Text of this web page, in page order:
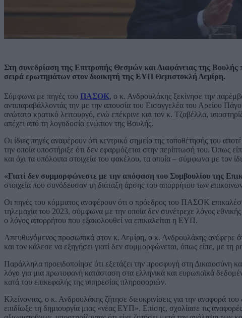
Στη συνεδρίαση της Επιτροπής Θεσμών και Διαφάνειας της
σειρά ερωτημάτων στον διοικητή της ΕΥΠ Θεμιστοκλή Δεμίρη.
Σύμφωνα με πηγές του ΠΑΣΟΚ, ο κ. Ανδρουλάκης ξεκίνησε την
αντιπαραβάλλοντάς την με την απουσία του Εισαγγελέα του Αρείου
ανώτατο κρατικό λειτουργό, ενώ επέκρινε και τον κ. Τζαβέλλα,
απέχει από τη λογοδοσία ενώπιον της Βουλής.
Οι ίδιες πηγές αναφέρουν ότι κεντρικό σημείο της τοποθέτησής του
την οποία υποστήριξε ότι δεν εφαρμόζεται στην περίπτωσή του. Όπως
και όχι τα υπόλοιπα στοιχεία του φακέλου, τα οποία – σύμφωνα με τον
«Γιατί δεν συμμορφώνεστε με την απόφαση του Συμβουλίου της
στοιχεία που συνόδευσαν τη διάταξη άρσης του απορρήτου των
Οι πηγές του κόμματος αναφέρουν ότι ο πρόεδρος του ΠΑΣΟΚ
τηλεμαχία του 2023, σύμφωνα με την οποία δεν συνέτρεχε λόγος
ο λόγος απορρήτου που εξακολουθεί να επικαλείται η ΕΥΠ.
Απευθυνόμενος προσωπικά στον κ. Δεμίρη, ο κ. Ανδρουλάκης ανέφερε
και τον κάλεσε να εξηγήσει γιατί δεν συμμορφώνεται, όπως είπε, με τη
Παράλληλα προειδοποίησε ότι εξετάζει την προσφυγή στη Δικαιοσύνη
λόγο για μια πρωτοφανή κατάσταση στα ελληνικά και ευρωπαϊκά
κατά του επικεφαλής της υπηρεσίας πληροφοριών.
Κλείνοντας, ο κ. Ανδρουλάκης ζήτησε διευκρινίσεις για την αναφορά
επιδίωξε τη δημιουργία μιας «νέας ΕΥΠ». Επίσης, σχολίασε τις